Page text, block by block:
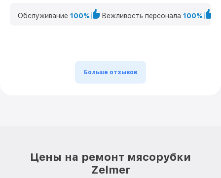
Обслуживание 100% Вежливость персонала 100%
Больше отзывов
Цены на ремонт мясорубки
Zelmer